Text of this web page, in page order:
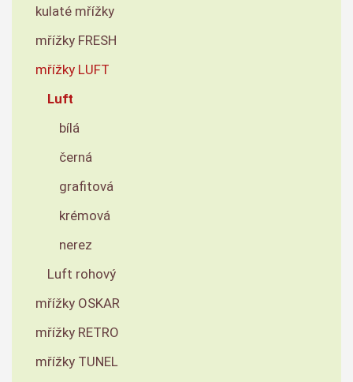
kulaté mřížky
mřížky FRESH
mřížky LUFT
Luft
bílá
černá
grafitová
krémová
nerez
Luft rohový
mřížky OSKAR
mřížky RETRO
mřížky TUNEL